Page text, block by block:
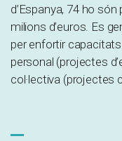
d’Espanya, 74 ho
milions d’euros. Es
per enfortir capacitats
personal (projectes
col·lectiva (projectes